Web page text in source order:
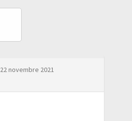
22 novembre 2021